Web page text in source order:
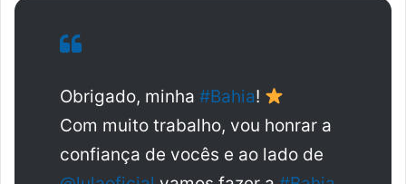
Obrigado, minha #Bahia!
Com muito trabalho, vou honrar a
confiança de vocês e ao lado de